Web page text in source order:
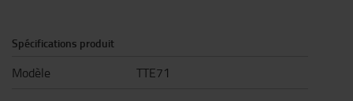
Spécifications produit
Modèle TTE71